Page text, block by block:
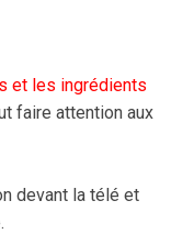
et les ingrédients
faire attention aux
devant la télé et